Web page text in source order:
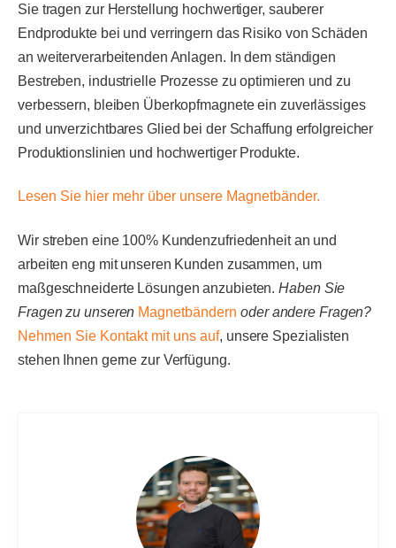
Sie tragen zur Herstellung hochwertiger, sauberer
Endprodukte bei und verringern das Risiko von Schäden
an weiterverarbeitenden Anlagen. In dem ständigen
Bestreben, industrielle Prozesse zu optimieren und zu
verbessern, bleiben Überkopfmagnete ein zuverlässiges
und unverzichtbares Glied bei der Schaffung erfolgreicher
Produktionslinien und hochwertiger Produkte.
Lesen Sie hier mehr über unsere Magnetbänder.
Wir streben eine 100% Kundenzufriedenheit an und
arbeiten eng mit unseren Kunden zusammen, um
maßgeschneiderte Lösungen anzubieten.Haben Sie
Fragen zu unseren Magnetbändern oder andere Fragen?
Nehmen Sie Kontakt mit uns auf, unsere Spezialisten
stehen Ihnen gerne zur Verfügung.